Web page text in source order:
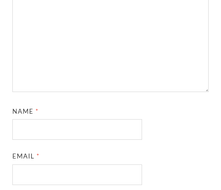
NAME *
EMAIL *